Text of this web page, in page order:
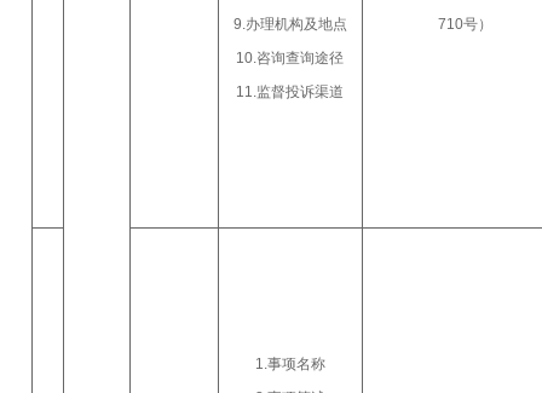
9.办理机构及地点
10.咨询查询途径
11.监督投诉渠道
710号）
1.事项名称